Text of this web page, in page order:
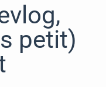
petit)